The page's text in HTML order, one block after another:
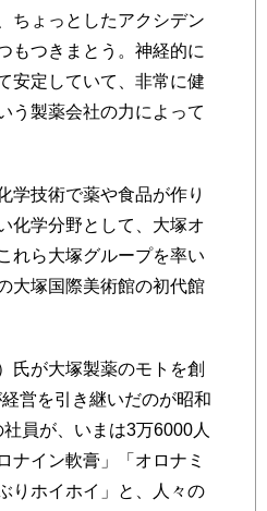
ちょっとしたアクシデン
もつきまとう。神経的に
安定していて、非常に健
う製薬会社の力によって
技術で薬や食品が作り
化学分野として、大塚オ
れら大塚グループを率い
大塚国際美術館の初代館
氏が大塚製薬のモトを創
営を引き継いだのが昭和
員が、いまは3万6000人
ナイン軟膏」「オロナミ
りホイホイ」と、人々の